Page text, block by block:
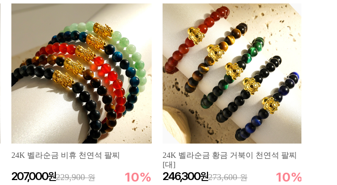
24K 벨라순금 비휴 천연석 팔찌
229,900
207,000 10%
24K 벨라순금 황금 거북이 천연석 팔찌
[대]
273,600
246,300 10%